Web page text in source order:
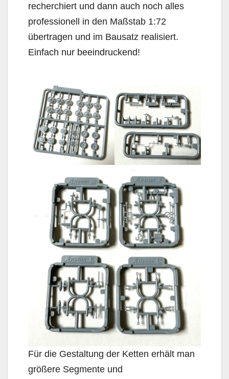
recherchiert und dann auch noch alles
professionell in den Maßstab 1:72
übertragen und im Bausatz realisiert.
Einfach nur beeindruckend!
Für die Gestaltung der Ketten erhält man
größere Segmente und